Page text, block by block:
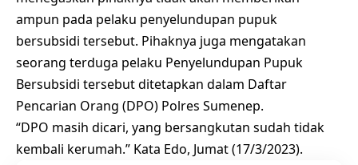
ampun pada pelaku penyelundupan pupuk
bersubsidi tersebut. Pihaknya juga mengatakan
seorang terduga pelaku Penyelundupan Pupuk
Bersubsidi tersebut ditetapkan dalam Daftar
Pencarian Orang (DPO) Polres Sumenep.
“DPO masih dicari, yang bersangkutan sudah tidak
kembali kerumah.” Kata Edo, Jumat (17/3/2023).